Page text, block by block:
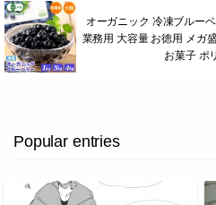
オーガニック 冷凍ブルー
業務用 大容量 お徳用 メガ
お菓子 ポ
Popular entries